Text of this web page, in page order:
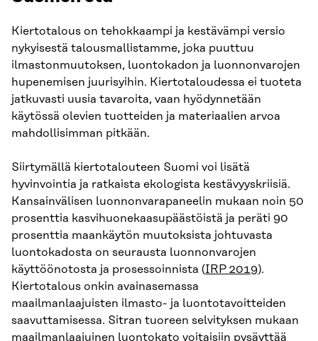
Kiertotalous on tehokkaampi ja kestävämpi versio
nykyisestä talousmallistamme, joka puuttuu
ilmastonmuutoksen, luontokadon ja luonnonvarojen
hupenemisen juurisyihin. Kiertotaloudessa ei tuoteta
jatkuvasti uusia tavaroita, vaan hyödynnetään
käytössä olevien tuotteiden ja materiaalien arvoa
mahdollisimman pitkään.
Siirtymällä kiertotalouteen Suomi voi lisätä
hyvinvointia ja ratkaista ekologista kestävyyskriisiä.
Kansainvälisen luonnonvarapaneelin mukaan noin 50
prosenttia kasvihuonekaasupäästöistä ja peräti 90
prosenttia maankäytön muutoksista johtuvasta
luontokadosta on seurausta luonnonvarojen
käyttöönotosta ja prosessoinnista (IRP 2019).
Kiertotalous onkin avainasemassa
maailmanlaajuisten ilmasto- ja luontotavoitteiden
saavuttamisessa. Sitran tuoreen selvityksen mukaan
maailmanlaajuinen luontokato voitaisiin pysäyttää